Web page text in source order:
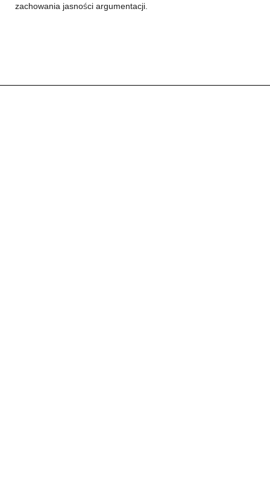
zachowania jasności argumentacji.